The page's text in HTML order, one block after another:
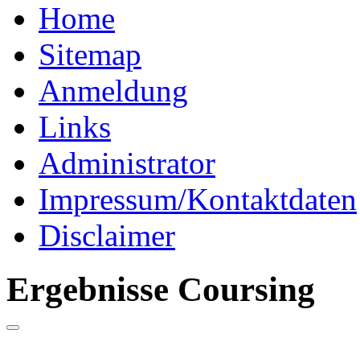
Home
Sitemap
Anmeldung
Links
Administrator
Impressum/Kontaktdaten
Disclaimer
Ergebnisse Coursing